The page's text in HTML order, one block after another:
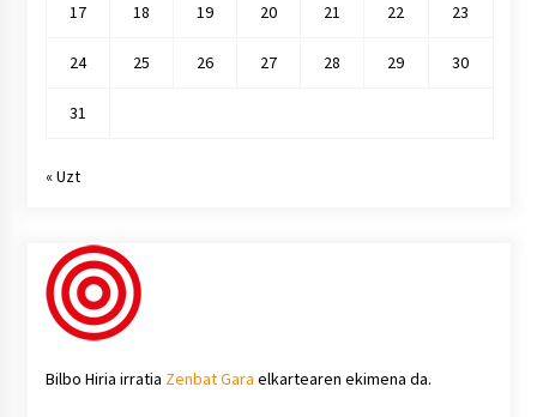
17 18 19 20 21 22 23
24 25 26 27 28 29 30
31
« Uzt
Bilbo Hiria irratia Zenbat Gara elkartearen ekimena da.